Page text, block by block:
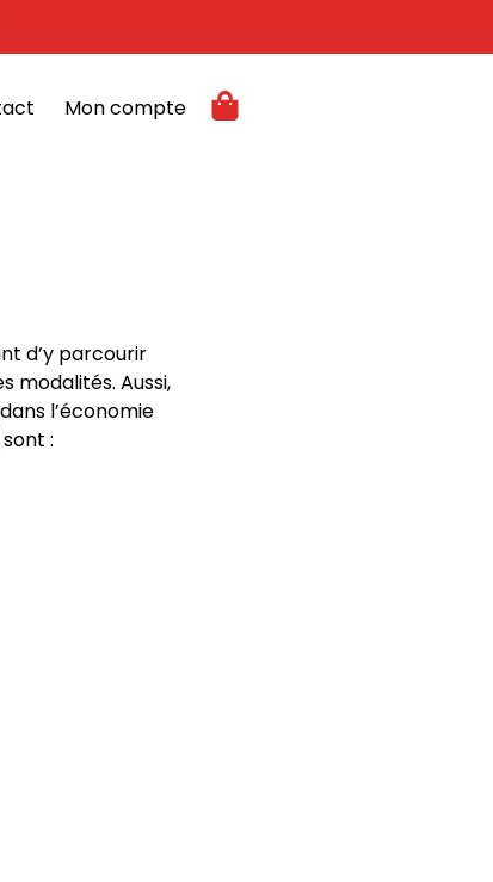
Mon compte
d’y parcourir
modalités. Aussi,
l’économie
sont :